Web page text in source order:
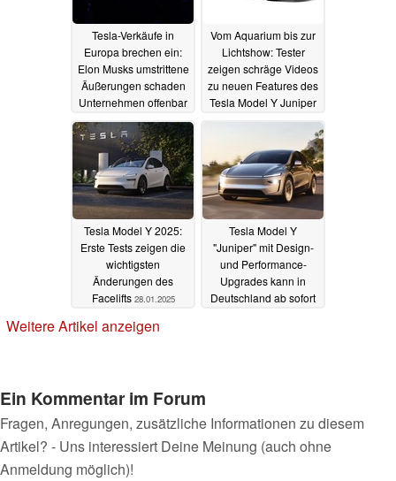
Tesla-Verkäufe in
Europa brechen ein:
Elon Musks umstrittene
Äußerungen schaden
Unternehmen offenbar
09.02.2025
Vom Aquarium bis zur
Lichtshow: Tester
zeigen schräge Videos
zu neuen Features des
Tesla Model Y Juniper
30.01.2025
Tesla Model Y 2025:
Erste Tests zeigen die
wichtigsten
Änderungen des
Facelifts 28.01.2025
Tesla Model Y
"Juniper" mit Design-
und Performance-
Upgrades kann in
Deutschland ab sofort
Weitere Artikel anzeigen
Ein Kommentar im Forum
Fragen, Anregungen, zusätzliche Informationen zu diesem
Artikel? - Uns interessiert Deine Meinung (auch ohne
Anmeldung möglich)!